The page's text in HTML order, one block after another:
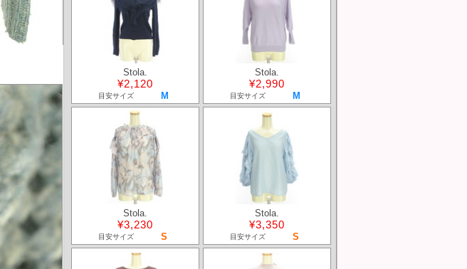
Stola.
¥2,120
目安サイズ M
Stola.
¥2,990
目安サイズ M
Stola.
¥3,230
目安サイズ S
Stola.
¥3,350
目安サイズ S